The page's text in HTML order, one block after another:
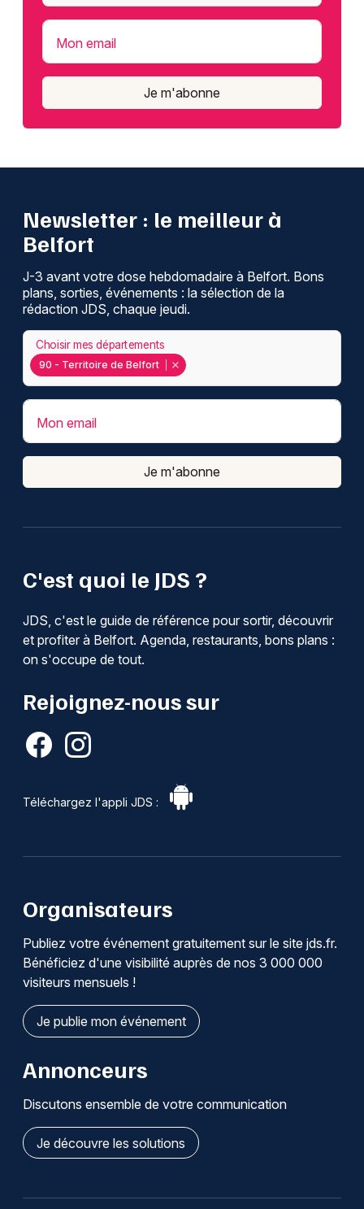
Mon email
Je m'abonne
C'est quoi le JDS ?
JDS, c'est le guide de référence pour sortir, découvrir
et profiter à Belfort. Agenda, restaurants, bons plans :
on s'occupe de tout.
Rejoignez-nous sur
Téléchargez l'appli JDS :
Newsletter : le meilleur à
Belfort
J-3 avant votre dose hebdomadaire à Belfort. Bons
plans, sorties, événements : la sélection de la
rédaction JDS, chaque jeudi.
90 - Territoire de Belfort
Choisir mes départements
Mon email
Je m'abonne
Organisateurs
Publiez votre événement gratuitement sur le site jds.fr.
Bénéficiez d'une visibilité auprès de nos 3 000 000
visiteurs mensuels !
Je publie mon événement
Annonceurs
Discutons ensemble de votre communication
Je découvre les solutions